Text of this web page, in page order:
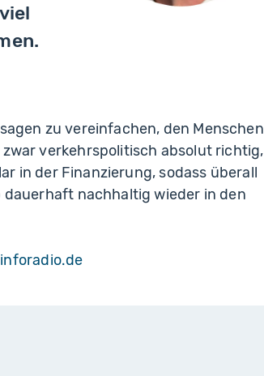
zu vereinfachen, den Menschen
verkehrspolitisch absolut richtig,
in der Finanzierung, sodass überall
dauerhaft nachhaltig wieder in den